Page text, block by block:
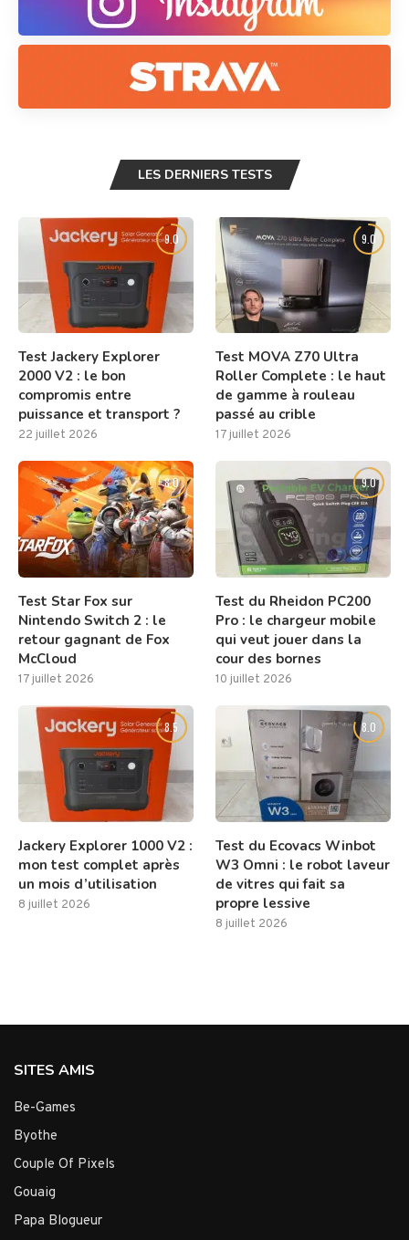
LES DERNIERS TESTS
9.0
Test Jackery Explorer
2000 V2 : le bon
compromis entre
puissance et transport ?
22 juillet 2026
9.0
Test MOVA Z70 Ultra
Roller Complete : le haut
de gamme à rouleau
passé au crible
17 juillet 2026
8.0
Test Star Fox sur
Nintendo Switch 2 : le
retour gagnant de Fox
McCloud
17 juillet 2026
9.0
Test du Rheidon PC200
Pro : le chargeur mobile
qui veut jouer dans la
cour des bornes
10 juillet 2026
8.5
Jackery Explorer 1000 V2 :
mon test complet après
un mois d’utilisation
8 juillet 2026
8.0
Test du Ecovacs Winbot
W3 Omni : le robot laveur
de vitres qui fait sa
propre lessive
8 juillet 2026
SITES AMIS
Be-Games
Byothe
Couple Of Pixels
Gouaig
Papa Blogueur